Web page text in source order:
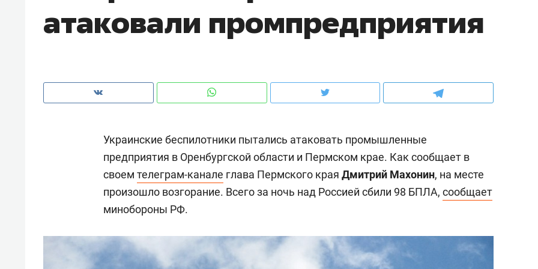
атаковали промпредприятия
Украинские беспилотники пытались атаковать промышленные
предприятия в Оренбургской области и Пермском крае. Как сообщает в
своем телеграм-канале глава Пермского края Дмитрий Махонин, на месте
произошло возгорание. Всего за ночь над Россией сбили 98 БПЛА, сообщает
минобороны РФ.
чем интересен Оман?
клиентах и чудных запросах мастеров
налогах и развитии без
Как ГК «МИР ГРУПП» и ВТБ
создают оазис жилого
комфорта под Казанью
150 камер до квартиры и Face
ID вместо ключа: какой будет
безопасность в ЖК «Нова»
Опыт выживания в
природе, работа